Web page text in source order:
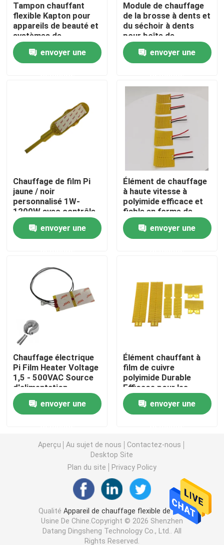
Maison
Produits
Au sujet de nous
Visite d'usine
Contrôle de qualité
Nouvelles
Appareil de chauffage flexible de film
Appareil de chauffage de film de pi
Film de chauffage de Polyimide
Protection de chauffage flexible
Polyimide Heater Element
Appareils de chauffage faits sur commande de
Appareil de chauffage flexible fait sur commande
Film de chauffage de Graphene
Film de chauffage électrique
Tampon chauffant
flexible Kapton pour
appareils de beauté et
systèmes de
chauffage par
ventouses électriques
envoyer une
Module de chauffage
de la brosse à dents et
du séchoir à dents
pour boîte de
désinfection
envoyer une
Chauffage de film Pi
jaune / noir
personnalisé 1W-
1200W avec contrôle
de température précis
envoyer une
Élément de chauffage
à haute vitesse à
polyimide efficace et
fiable en forme de
rectangle
envoyer une
Chauffage électrique
Pi Film Heater Voltage
1,5 - 500VAC Source
d'alimentation
envoyer une
Élément chauffant à
film de cuivre
polyimide Durable
Efficace pour les
applications
industriellesenvoyer une
Aperçu Au sujet de nous
Contactez-nous
Desktop Site
Plan du site
Privacy Policy
QualitéAppareil de chauffage flexible de film
Usine De Chine.Copyright © 2026 Shenzhen
Datang Dingsheng Technology Co., Ltd.. All
Rights Reserved.